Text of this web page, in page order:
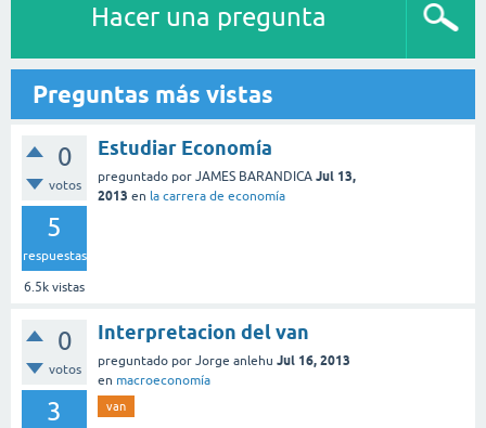
Hacer una pregunta
Preguntas más vistas
0
votos
5
respuestas
6.5k vistas
Estudiar Economía
preguntado por JAMES BARANDICA Jul 13,
2013 en la carrera de economía
0
votos
3
Interpretacion del van
preguntado por Jorge anlehu Jul 16, 2013
en macroeconomía
van